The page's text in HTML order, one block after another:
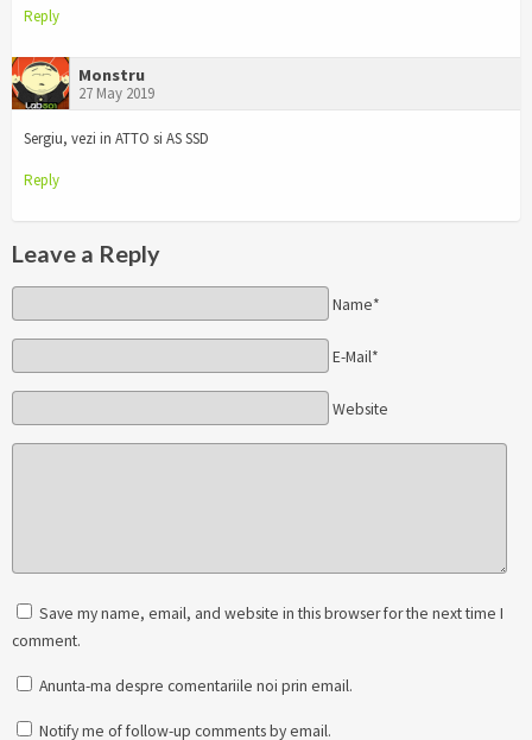
Reply
Monstru
27 May 2019
Sergiu, vezi in ATTO si AS SSD
Reply
Leave a Reply
Name*
E-Mail*
Website
Save my name, email, and website in this browser for the next time I
comment.
Anunta-ma despre comentariile noi prin email.
Notify me of follow-up comments by email.